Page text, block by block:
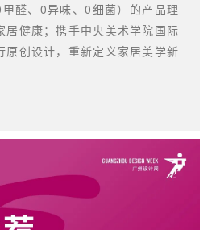
醛、0异味、0细菌）的产品理
居健康；携手中央美术学院国际
原创设计，重新定义家居美学新